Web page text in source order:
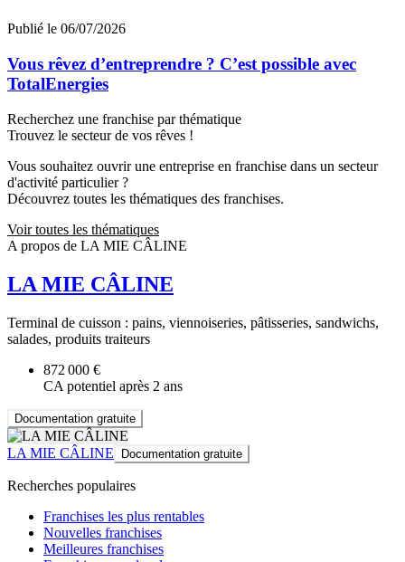
Publié le 06/07/2026
Vous rêvez d’entreprendre ? C’est possible avec
TotalEnergies
Recherchez une franchise par thématique
Trouvez le secteur de vos rêves !
Vous souhaitez ouvrir une entreprise en franchise dans un secteur
d'activité particulier ?
Découvrez toutes les thématiques des franchises.
Voir toutes les thématiques
A propos de LA MIE CÂLINE
LA MIE CÂLINE
Terminal de cuisson : pains, viennoiseries, pâtisseries, sandwichs,
salades, produits traiteurs
872 000 €
CA potentiel après 2 ans
Documentation gratuite
LA MIE CÂLINE Documentation gratuite
Recherches populaires
Franchises les plus rentables
Nouvelles franchises
Meilleures franchises